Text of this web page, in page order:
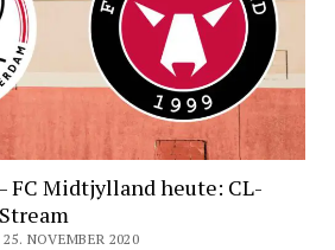
FC Midtjylland heute: CL-
NOVEMBER 2020